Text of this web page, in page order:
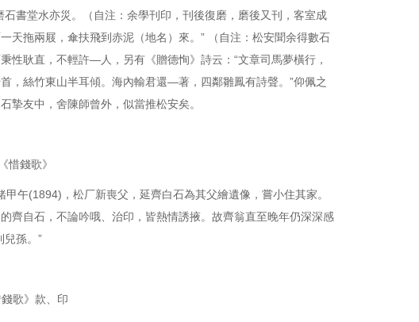
書堂水亦災。（自注：余學刊印，刊後復磨，磨後又刊，客室成
天拖兩屐，傘扶飛到赤泥（地名）來。” （自注：松安聞余得數石
性耿直，不輕許—人，另有《贈德恂》詩云：“文章司馬夢橫行，
，絲竹東山半耳傾。海內輸君還—著，四鄰雛鳳有詩聲。”仰佩之
摯友中，舍陳師曾外，似當推松安矣。
惜錢歌》
午(1894)，松厂新喪父，延齊白石為其父繪遺像，嘗小住其家。
齊自石，不論吟哦、治印，皆熱情誘掖。故齊翁直至晚年仍深深感
孫。”
歌》款、印